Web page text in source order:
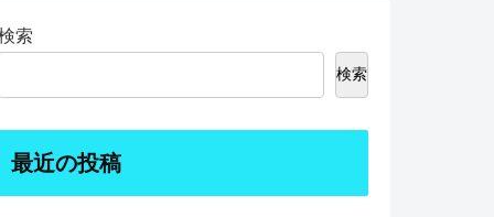
索
検索
最近の投稿